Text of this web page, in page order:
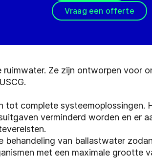
Vraag een offerte
ruimwater. Ze zijn ontworpen voor
tot complete
verminderd worden en er
van ballastwater
met een maximale grootte